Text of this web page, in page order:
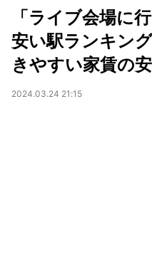
「ライブ会場に
安い駅ランキン
きやすい家賃の
2024.03.24 21:15